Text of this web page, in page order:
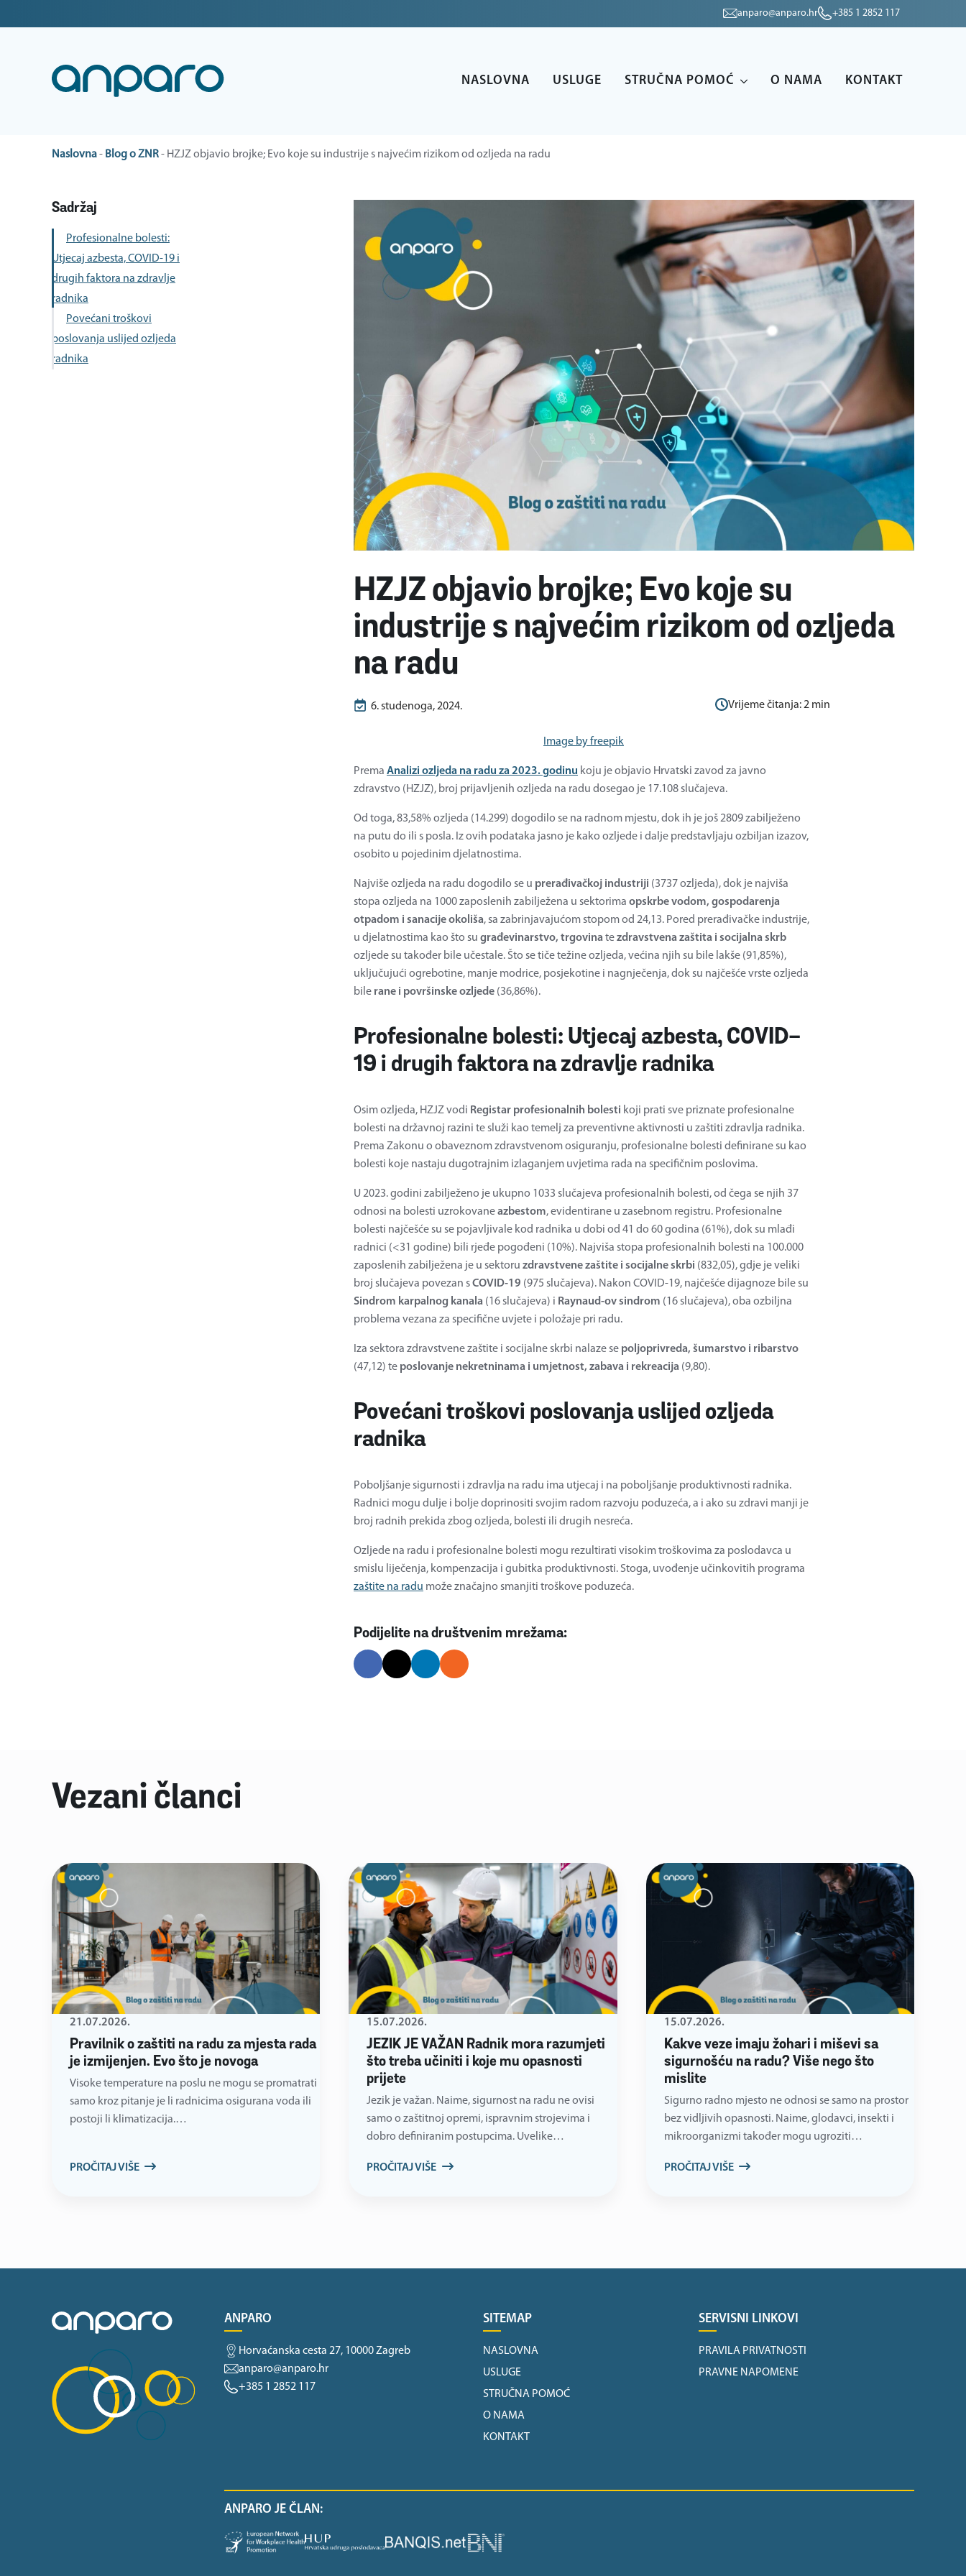
anparo@anparo.hr +385 1 2852 117
NASLOVNA USLUGE STRUČNA POMOĆ O NAMA KONTAKT
Naslovna- Blog o ZNR- HZJZ objavio brojke; Evo koje su industrije s najvećim rizikom od ozljeda na radu
Sadržaj
Profesionalne bolesti:
Utjecaj azbesta, COVID-19 i
drugih faktora na zdravlje
radnika
Povećani troškovi
poslovanja uslijed ozljeda
radnika
HZJZ objavio brojke; Evo koje su
industrije s najvećim rizikom od ozljeda
na radu
6. studenoga, 2024. Vrijeme čitanja:2 min
Image by freepik
Prema Analizi ozljeda na radu za 2023. godinu koju je objavio Hrvatski zavod za javno
zdravstvo (HZJZ), broj prijavljenih ozljeda na radu dosegao je 17.108 slučajeva.
Od toga, 83,58% ozljeda (14.299) dogodilo se na radnom mjestu, dok ih je još 2809 zabilježeno
na putu do ili s posla. Iz ovih podataka jasno je kako ozljede i dalje predstavljaju ozbiljan izazov,
osobito u pojedinim djelatnostima.
Najviše ozljeda na radu dogodilo se u prerađivačkoj industriji (3737 ozljeda), dok je najviša
stopa ozljeda na 1000 zaposlenih zabilježena u sektorima opskrbe vodom, gospodarenja
otpadom i sanacije okoliša, sa zabrinjavajućom stopom od 24,13. Pored prerađivačke industrije,
u djelatnostima kao što su građevinarstvo, trgovinatezdravstvena zaštita i socijalna skrb
ozljede su također bile učestale. Što se tiče težine ozljeda, većina njih su bile lakše (91,85%),
uključujući ogrebotine, manje modrice, posjekotine i nagnječenja, dok su najčešće vrste ozljeda
bile rane i površinske ozljede (36,86%).
Profesionalne bolesti: Utjecaj azbesta, COVID-
19 i drugih faktora na zdravlje radnika
Osim ozljeda, HZJZ vodi Registar profesionalnih bolesti koji prati sve priznate profesionalne
bolesti na državnoj razini te služi kao temelj za preventivne aktivnosti u zaštiti zdravlja radnika.
Prema Zakonu o obaveznom zdravstvenom osiguranju, profesionalne bolesti definirane su kao
bolesti koje nastaju dugotrajnim izlaganjem uvjetima rada na specifičnim poslovima.
U 2023. godini zabilježeno je ukupno 1033 slučajeva profesionalnih bolesti, od čega se njih 37
odnosi na bolesti uzrokovaneazbestom, evidentirane u zasebnom registru. Profesionalne
bolesti najčešće su se pojavljivale kod radnika u dobi od 41 do 60 godina (61%), dok su mlađi
radnici (<31 godine) bili rjeđe pogođeni (10%). Najviša stopa profesionalnih bolesti na 100.000
zaposlenih zabilježena je u sektoru zdravstvene zaštite i socijalne skrbi (832,05), gdje je veliki
broj slučajeva povezan sCOVID-19 (975 slučajeva). Nakon COVID-19, najčešće dijagnoze bile su
Sindrom karpalnog kanala (16 slučajeva) i Raynaud-ov sindrom (16 slučajeva), oba ozbiljna
problema vezana za specifične uvjete i položaje pri radu.
Iza sektora zdravstvene zaštite i socijalne skrbi nalaze se poljoprivreda, šumarstvo i ribarstvo
(47,12) te poslovanje nekretninama i umjetnost, zabava i rekreacija (9,80).
Povećani troškovi poslovanja uslijed ozljeda
radnika
Poboljšanje sigurnosti i zdravlja na radu ima utjecaj i na poboljšanje produktivnosti radnika.
Radnici mogu dulje i bolje doprinositi svojim radom razvoju poduzeća, a i ako su zdravi manji je
broj radnih prekida zbog ozljeda, bolesti ili drugih nesreća.
Ozljede na radu i profesionalne bolesti mogu rezultirati visokim troškovima za poslodavca u
smislu liječenja, kompenzacija i gubitka produktivnosti. Stoga, uvođenje učinkovitih programa
zaštite na radu može značajno smanjiti troškove poduzeća.
Podijelite na društvenim mrežama:
Vezani članci
Pravilnik o zaštiti na radu za mjesta rada
je izmijenjen. Evo što je novoga
21.07.2026.
Visoke temperature na poslu ne mogu se promatrati
samo kroz pitanje je li radnicima osigurana voda ili
postoji li klimatizacija.…
PROČITAJ VIŠE
JEZIK JE VAŽAN Radnik mora razumjeti
što treba učiniti i koje mu opasnosti
prijete
15.07.2026.
Jezik je važan. Naime, sigurnost na radu ne ovisi
samo o zaštitnoj opremi, ispravnim strojevima i
dobro definiranim postupcima. Uvelike…
PROČITAJ VIŠE
Kakve veze imaju žohari i miševi sa
sigurnošću na radu? Više nego što
mislite
15.07.2026.
Sigurno radno mjesto ne odnosi se samo na prostor
bez vidljivih opasnosti. Naime, glodavci, insekti i
mikroorganizmi također mogu ugroziti…
PROČITAJ VIŠE
ANPARO
Horvaćanska cesta 27, 10000 Zagreb
anparo@anparo.hr
+385 1 2852 117
SITEMAP
NASLOVNA
USLUGE
STRUČNA POMOĆ
O NAMA
KONTAKT
SERVISNI LINKOVI
PRAVILA PRIVATNOSTI
PRAVNE NAPOMENE
ANPARO JE ČLAN: